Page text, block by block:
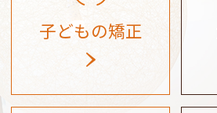
子どもの矯正